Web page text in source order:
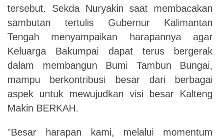
tersebut. Sekda Nuryakin saat membacakan
sambutan tertulis Gubernur Kalimantan
Tengah menyampaikan harapannya agar
Keluarga Bakumpai dapat terus bergerak
dalam membangun Bumi Tambun Bungai,
mampu berkontribusi besar dari berbagai
aspek untuk mewujudkan visi besar Kalteng
Makin BERKAH.
"Besar harapan kami, melalui momentum